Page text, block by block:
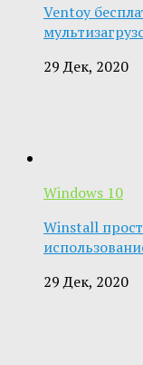
Ventoy
29 Дек, 2020
Windows 10
Winstall
29 Дек, 2020